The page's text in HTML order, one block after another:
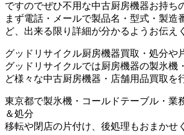
ですのでぜひ不用な中古厨房機器お持ち
まず電話・メールで製品名・型式・製造
ど、出来る限り詳細が分かるようお伝え
グッドリサイクル厨房機器買取・処分や
グッドリサイクルでは厨房機器の製氷機
ど様々な中古厨房機器・店舗用品買取を
東京都で製氷機・コールドテーブル・業
＆処分
移転や閉店の片付け、後処理もおまかせ